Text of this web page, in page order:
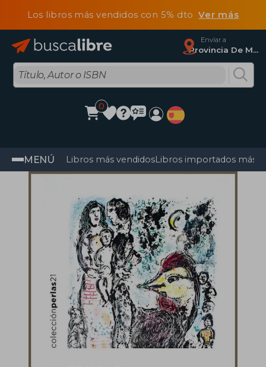
Los libros más vendidos con 5% dtoVer más
Enviar a
Provincia De Madrid
0
MENÚ Libros más vendidosLibros importados más